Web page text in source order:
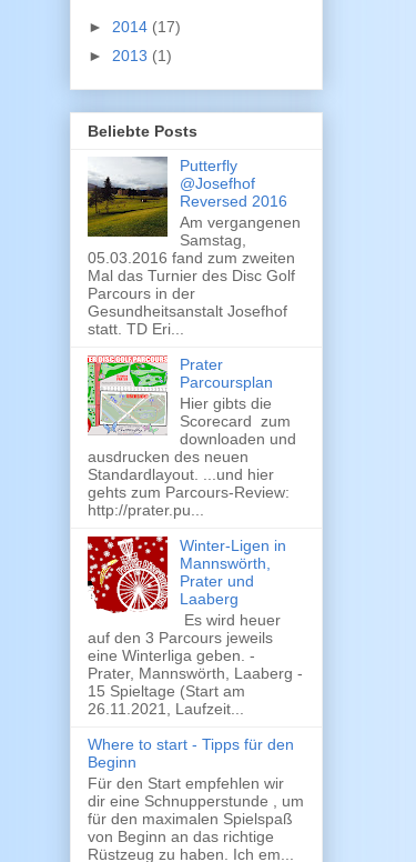
► 2014 (17)
► 2013 (1)
Beliebte Posts
Putterfly
@Josefhof
Reversed 2016
Am vergangenen
Samstag,
05.03.2016 fand zum zweiten
Mal das Turnier des Disc Golf
Parcours in der
Gesundheitsanstalt Josefhof
statt. TD Eri...
Prater
Parcoursplan
Hier gibts die
Scorecard zum
downloaden und
ausdrucken des neuen
Standardlayout. ...und hier
gehts zum Parcours-Review:
http://prater.pu...
Winter-Ligen in
Mannswörth,
Prater und
Laaberg
Es wird heuer
auf den 3 Parcours jeweils
eine Winterliga geben. -
Prater, Mannswörth, Laaberg -
15 Spieltage (Start am
26.11.2021, Laufzeit...
Where to start - Tipps für den
Beginn
Für den Start empfehlen wir
dir eine Schnupperstunde , um
für den maximalen Spielspaß
von Beginn an das richtige
Rüstzeug zu haben. Ich em...